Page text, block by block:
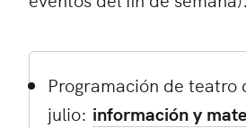
Programación de teatro
julio: información y